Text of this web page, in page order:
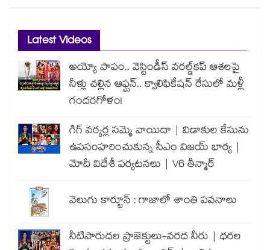
Latest Videos
అయ్యో పాపం.. వెస్టిండీస్ వరల్డ్‌కప్ ఆశలపై
నీళ్లు చల్లిన ఆఫ్ఘన్.. క్వాలిఫికేషన్ రేసులో మళ్లీ
గందరగోళం!
గిగ్ వర్కర్ల సమ్మె వాయిదా | విడాకుల కేసును
ఉపసంహరించుకున్న సీఎం విజయ్ భార్య |
మోదీ విదేశీ పర్యటనలు | V6 తీన్మార్
వెలుగు కార్టూన్ : గాజాలో శాంతి పవనాలు
నీటిపారుదల ప్రాజెక్టులు-వరద నీరు | ధరల